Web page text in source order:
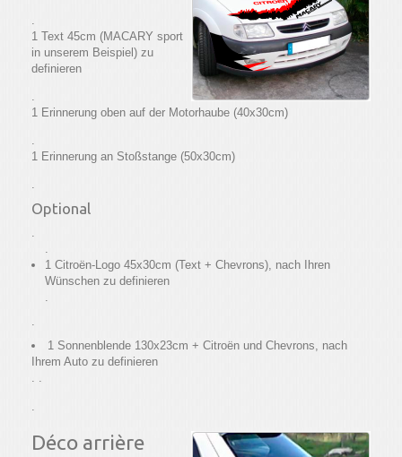
.
1 Text 45cm (MACARY sport
in unserem Beispiel) zu
definieren
.
1 Erinnerung oben auf der Motorhaube (40x30cm)
.
1 Erinnerung an Stoßstange (50x30cm)
.
Optional
.
.
1 Citroën-Logo 45x30cm (Text + Chevrons), nach Ihren
Wünschen zu definieren
.
.
1 Sonnenblende 130x23cm + Citroën und Chevrons, nach
Ihrem Auto zu definieren
. .
.
Déco arrière